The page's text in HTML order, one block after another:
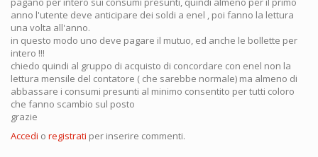
anno l'utente deve anticipare dei soldi a enel , poi fanno la lettura
una volta all'anno.
in questo modo uno deve pagare il mutuo, ed anche le bollette per
intero !!!
chiedo quindi al gruppo di acquisto di concordare con enel non la
lettura mensile del contatore ( che sarebbe normale) ma almeno di
abbassare i consumi presunti al minimo consentito per tutti coloro
che fanno scambio sul posto
grazie
Accedi o registrati per inserire commenti.